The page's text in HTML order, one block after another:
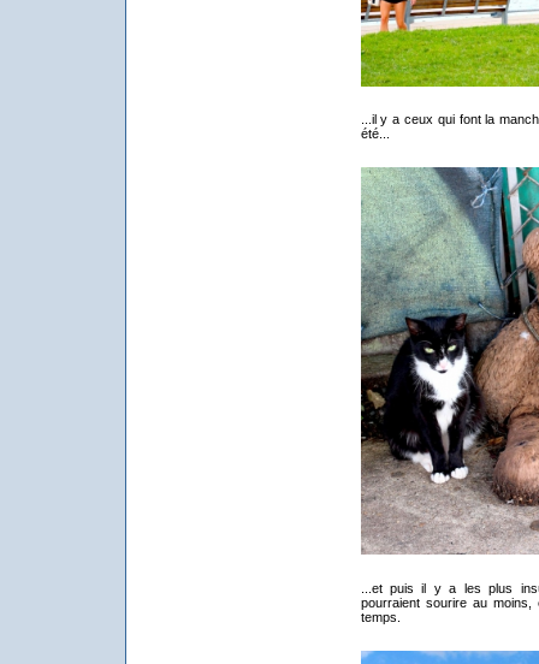
...il y a ceux qui font la
été...
...et puis il y a les plus
pourraient sourire au moins,
temps.